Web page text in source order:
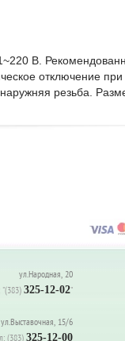
В.
отключение
резьба.
ул.Народная, 20
"(383) 325-12-02"
ул.Выставочная, 15/6
(383) 325-12-00